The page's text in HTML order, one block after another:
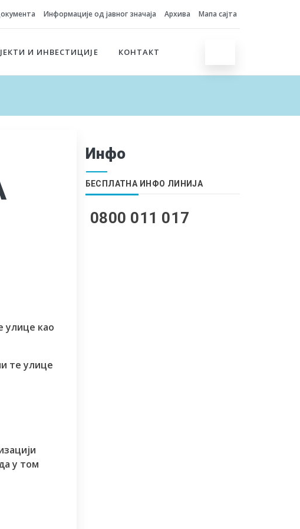
Информације од јавног значаја Архива Мапа сајта
И ИНВЕСТИЦИЈЕ КОНТАКТ
улице као
те улице
у том
Инфо
БЕСПЛАТНА ИНФО ЛИНИЈА
0800 011 017